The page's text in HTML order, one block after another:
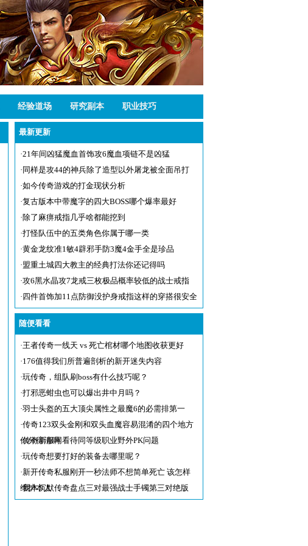
经验道场 研究副本 职业技巧
最新更新
·21年间凶猛魔血首饰攻6魔血项链不是凶猛
· 同样是攻44的神兵除了造型以外屠龙被全面吊打
·如今传奇游戏的打金现状分析
·复古版本中带魔字的四大BOSS哪个爆率最好
·除了麻痹戒指几乎啥都能挖到
·打怪队伍中的五类角色你属于哪一类
·黄金龙纹准1敏4辟邪手防3魔4金手全是珍品
·盟重土城四大教主的经典打法你还记得吗
·攻6黑水晶攻7龙戒三枚极品概率较低的战士戒指
·四件首饰加11点防御没护身戒指这样的穿搭很安全
随便看看
·王者传奇一线天 vs 死亡棺材哪个地图收获更好
·176值得我们所普遍剖析的新开迷失内容
·玩传奇，组队刷boss有什么技巧呢？
·打邪恶蚶虫也可以爆出井中月吗？
·羽士头盔的五大顶尖属性之最魔6的必需排第一
·传奇123双头金刚和双头血魔容易混淆的四个地方
你分得清吗
·传奇新服网看待同等级职业野外PK问题
·玩传奇想要打好的装备去哪里呢？
·新开传奇私服刚开一秒法师不想简单死亡 该怎样
维护本人
·我本沉默传奇盘点三对最强战士手镯第三对绝版